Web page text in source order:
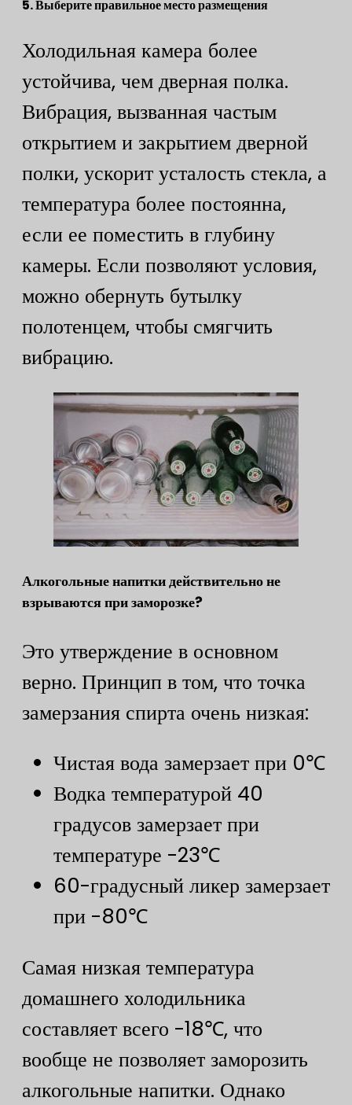
​5. Выберите правильное место размещения​
Холодильная камера более
устойчива, чем дверная полка.
Вибрация, вызванная частым
открытием и закрытием дверной
полки, ускорит усталость стекла, а
температура более постоянна,
если ее поместить в глубину
камеры. Если позволяют условия,
можно обернуть бутылку
полотенцем, чтобы смягчить
вибрацию.
​Алкогольные напитки действительно не
взрываются при заморозке? ​
Это утверждение в основном
верно. Принцип в том, что точка
замерзания спирта очень низкая:
Чистая вода замерзает при 0℃
Водка температурой 40
градусов замерзает при
температуре -23℃
60-градусный ликер замерзает
при -80℃
Самая низкая температура
домашнего холодильника
составляет всего -18℃, что
вообще не позволяет заморозить
алкогольные напитки. Однако